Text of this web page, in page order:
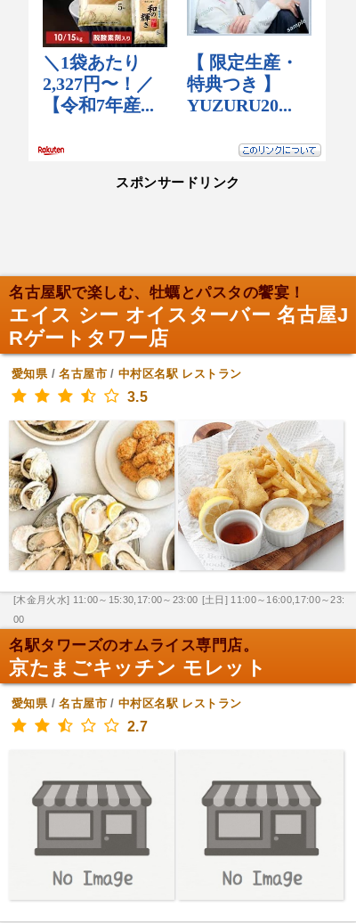
スポンサードリンク
名古屋駅で楽しむ、牡蠣とパスタの饗宴！
エイス シー オイスターバー 名古屋J
Rゲートタワー店
愛知県/名古屋市/中村区名駅 レストラン
3.5
[木金月火水] 11:00～15:30,17:00～23:00 [土日] 11:00～16:00,17:00～23:
00
名駅タワーズのオムライス専門店。
京たまごキッチン モレット
愛知県/名古屋市/中村区名駅 レストラン
2.7